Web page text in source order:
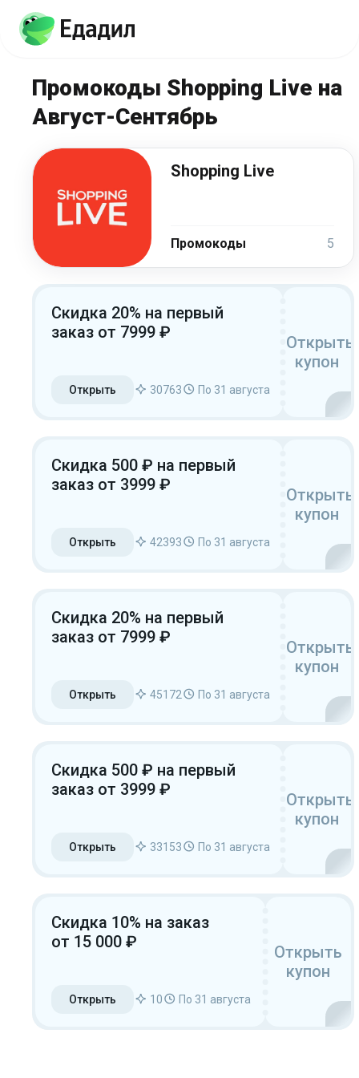
Промокоды Shopping Live на
Август-Сентябрь
Shopping Live
Промокоды 5
Скидка 20% на первый
заказ от 7999 ₽
Открыть 30763 По 31 августа
Открыть
купон
Скидка 500 ₽ на первый
заказ от 3999 ₽
Открыть 42393 По 31 августа
Открыть
купон
Скидка 20% на первый
заказ от 7999 ₽
Открыть 45172 По 31 августа
Открыть
купон
Скидка 500 ₽ на первый
заказ от 3999 ₽
Открыть 33153 По 31 августа
Открыть
купон
Скидка 10% на заказ
от 15 000 ₽
Открыть 10 По 31 августа
Открыть
купон